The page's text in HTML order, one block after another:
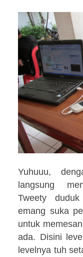
Yuhuuu,
langsung
Tweety
emang suka
untuk
ada. Disini
levelnya tuh